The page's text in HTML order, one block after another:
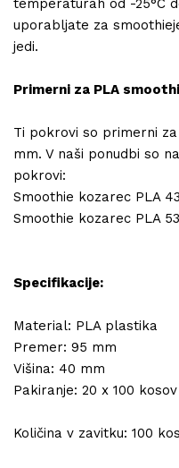
temperaturah od -25°C
uporabljate za
jedi.
Primerni za PLA
Ti pokrovi so primerni
mm. V naši ponudbi so
pokrovi:
Smoothie kozarec PLA
Smoothie kozarec PLA
Specifikacije:
Material: PLA plastika
Premer: 95 mm
Višina: 40 mm
Pakiranje: 20 x 100 kosov
Količina v zavitku: 100